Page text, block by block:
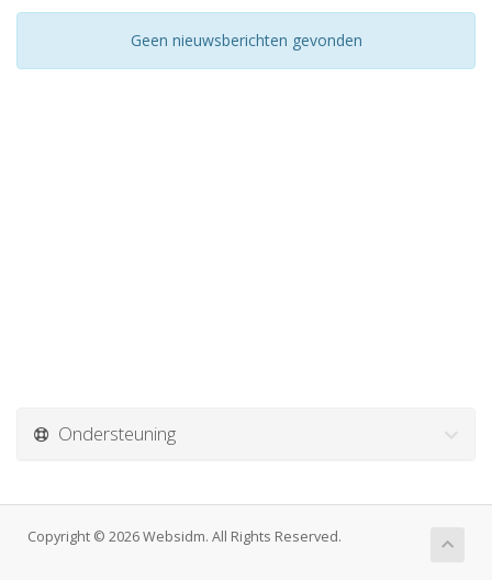
Geen nieuwsberichten gevonden
Ondersteuning
Copyright © 2026 Websidm. All Rights Reserved.